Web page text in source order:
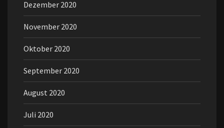
Dezember 2020
November 2020
Oktober 2020
September 2020
August 2020
Juli 2020